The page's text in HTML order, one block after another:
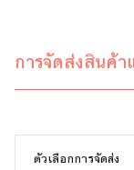
การจัดส่งสินค้
ตัวเลือกการจัดส่ง